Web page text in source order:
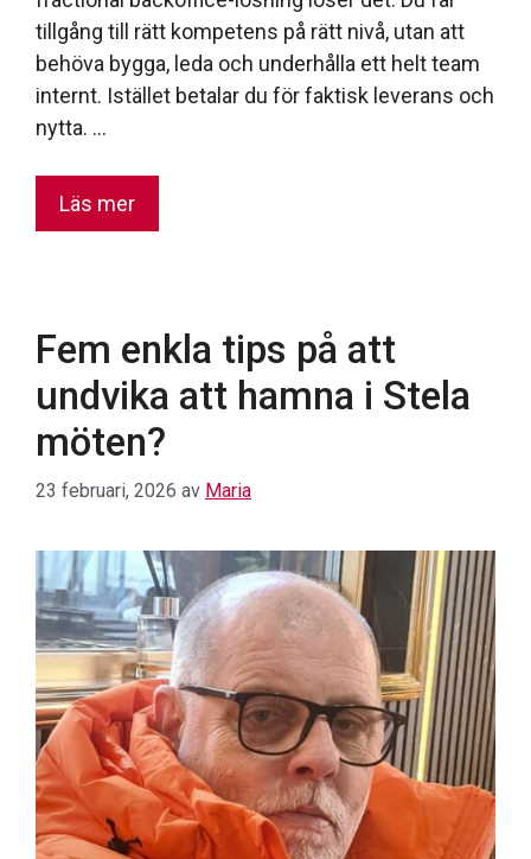
tillgång till rätt kompetens på rätt nivå, utan att
behöva bygga, leda och underhålla ett helt team
internt. Istället betalar du för faktisk leverans och
nytta. …
Läs mer
Fem enkla tips på att
undvika att hamna i Stela
möten?
23 februari, 2026 av Maria